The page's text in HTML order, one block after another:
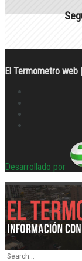
El Termometro web
Desarrollado por